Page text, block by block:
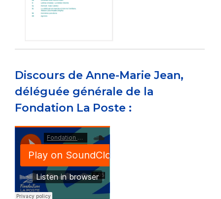
Discours de Anne-Marie Jean,
déléguée générale de la
Fondation La Poste :